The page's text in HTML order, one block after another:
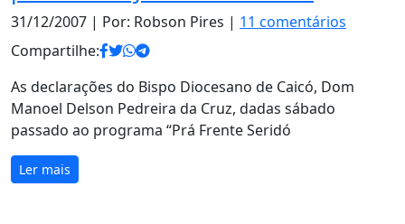
31/12/2007 | Por: Robson Pires | 11 comentários
Compartilhe:
As declarações do Bispo Diocesano de Caicó, Dom
Manoel Delson Pedreira da Cruz, dadas sábado
passado ao programa “Prá Frente Seridó
Ler mais